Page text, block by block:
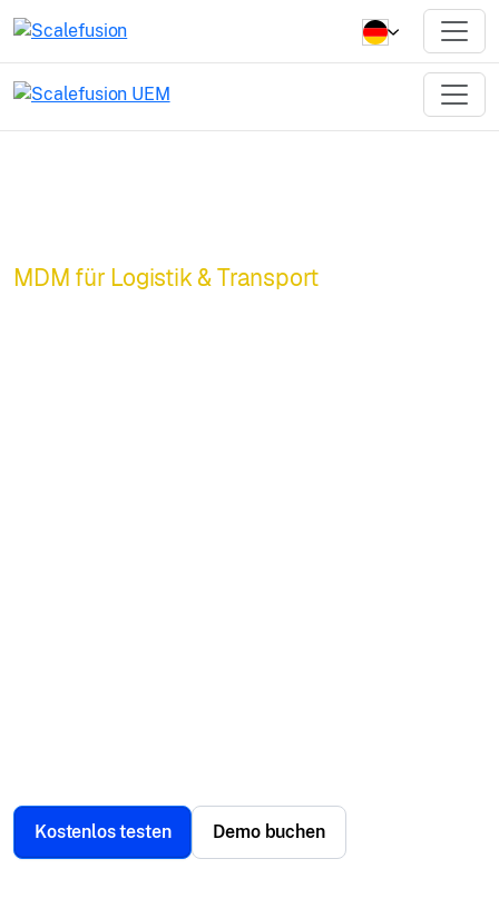
MDM für Logistik & Transport
Kostenlos testen Demo buchen